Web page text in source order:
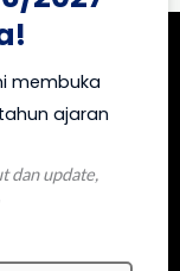
membuka
ajaran
dan update,